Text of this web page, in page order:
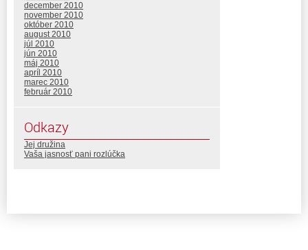
december 2010
november 2010
október 2010
august 2010
júl 2010
jún 2010
máj 2010
apríl 2010
marec 2010
február 2010
Odkazy
Jej družina
Vaša jasnosť pani rozlúčka